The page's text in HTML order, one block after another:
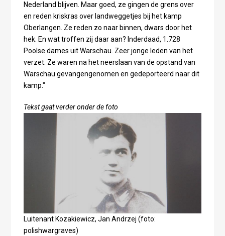
Nederland blijven. Maar goed, ze gingen de grens over
en reden kriskras over landweggetjes bij het kamp
Oberlangen. Ze reden zo naar binnen, dwars door het
hek. En wat troffen zij daar aan? Inderdaad, 1.728
Poolse dames uit Warschau. Zeer jonge leden van het
verzet. Ze waren na het neerslaan van de opstand van
Warschau gevangengenomen en gedeporteerd naar dit
kamp."
Tekst gaat verder onder de foto
Luitenant Kozakiewicz, Jan Andrzej (foto:
polishwargraves)